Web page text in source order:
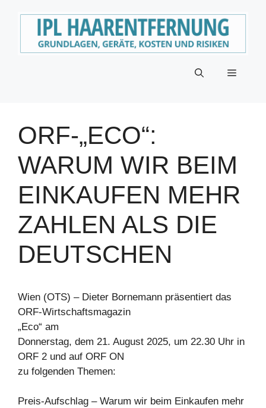
Menü
ORF-„ECO“:
WARUM WIR BEIM
EINKAUFEN MEHR
ZAHLEN ALS DIE
DEUTSCHEN
Wien (OTS) – Dieter Bornemann präsentiert das
ORF-Wirtschaftsmagazin
„Eco“ am
Donnerstag, dem 21. August 2025, um 22.30 Uhr in
ORF 2 und auf ORF ON
zu folgenden Themen:
Preis-Aufschlag – Warum wir beim Einkaufen mehr